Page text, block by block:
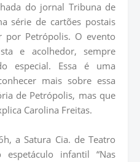
do jornal Tribuna de
série de cartões postais
por Petrópolis. O evento
e acolhedor, sempre
especial. Essa é uma
mais sobre essa
de Petrópolis, mas que
Carolina Freitas.
a Satura Cia. de Teatro
infantil “Nas